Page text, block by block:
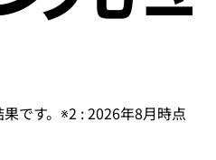
です。※2 : 2026年8月時点